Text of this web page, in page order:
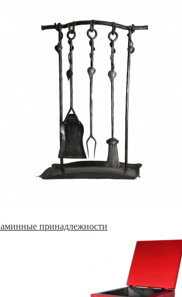
принадлежности